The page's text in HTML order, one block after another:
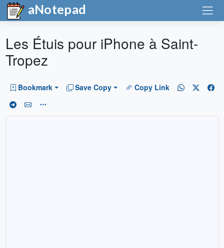
aNotepad
Les Étuis pour iPhone à Saint-
Tropez
Bookmark Save Copy Copy Link